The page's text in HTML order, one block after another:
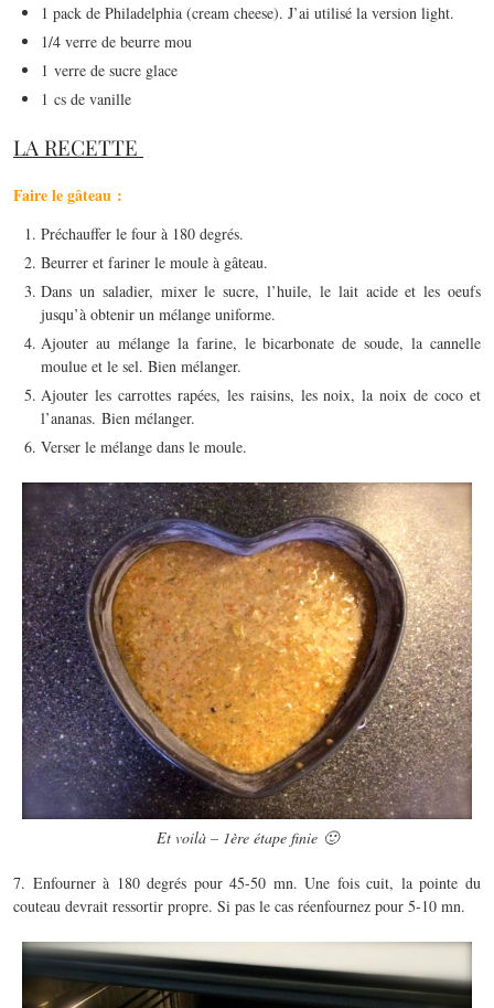
1 pack de Philadelphia (cream cheese). J’ai utilisé la version light.
1/4 verre de beurre mou
1 verre de sucre glace
1 cs de vanille
LA RECETTE
Faire le gâteau :
Préchauffer le four à 180 degrés.
Beurrer et fariner le moule à gâteau.
Dans un saladier, mixer le sucre, l’huile, le lait acide et les oeufs
jusqu’à obtenir un mélange uniforme.
Ajouter au mélange la farine, le bicarbonate de soude, la cannelle
moulue et le sel. Bien mélanger.
Ajouter les carrottes rapées, les raisins, les noix, la noix de coco et
l’ananas. Bien mélanger.
Verser le mélange dans le moule.
Et voilà – 1ère étape finie 🙂
7. Enfourner à 180 degrés pour 45-50 mn. Une fois cuit, la pointe du
couteau devrait ressortir propre. Si pas le cas réenfournez pour 5-10 mn.